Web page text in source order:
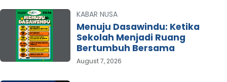
KABAR NUSA
Menuju Dasawindu: Ketika
Sekolah Menjadi Ruang
Bertumbuh Bersama
August 7, 2026